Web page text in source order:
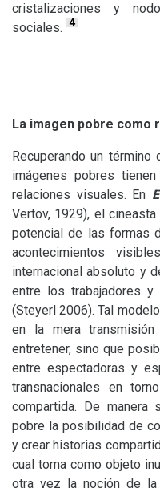
cristalizaciones y
sociales. 4
La imagen pobre como
Recuperando un
imágenes pobres
relaciones visuales. En
Vertov, 1929), el
potencial de las formas
acontecimientos
internacional absoluto y
entre los trabajadores y
(Steyerl 2006). Tal
en la mera
entretener, sino que
entre espectadoras y
transnacionales en
compartida. De manera
pobre la posibilidad de
y crear historias
cual toma como objeto
otra vez la noción de la